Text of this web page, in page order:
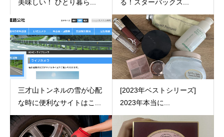
美味しい！ ひとり暮ら...
る！スターバックス...
三才山トンネルの雪が心配
な時に便利なサイトはこ...
[2023年ベストシリーズ]
2023年本当に...